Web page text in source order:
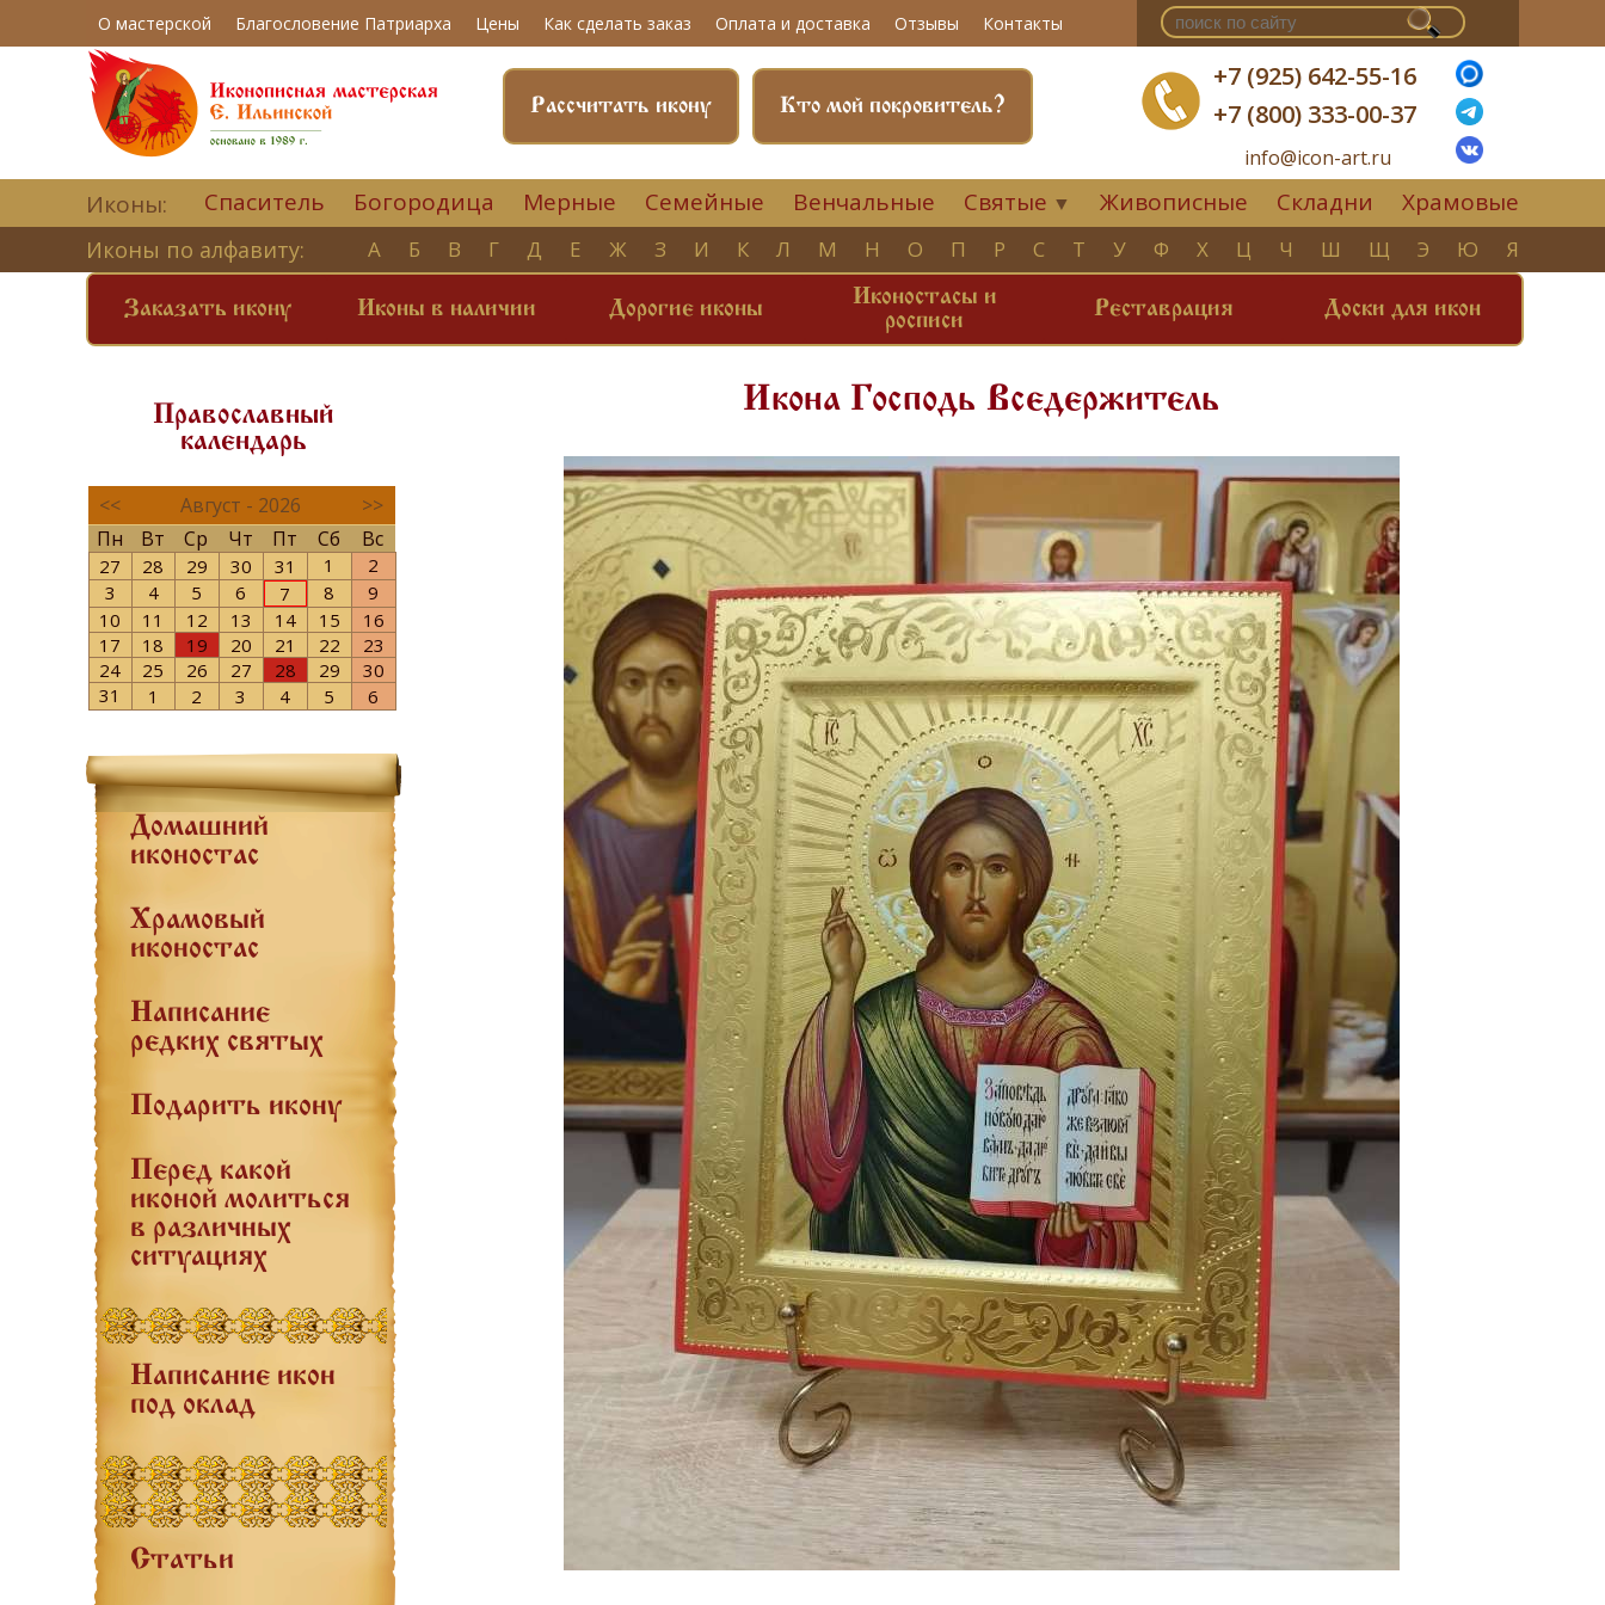
О мастерской Благословение Патриарха Цены Как сделать заказ Оплата и доставка Отзывы Контакты
+7 (925) 642-55-16
+7 (800) 333-00-37
info@icon-art.ru
Кто мой покровитель?
Рассчитать икону
Иконы: Спаситель Богородица Мерные Семейные Венчальные Святые ▼ Живописные Складни Храмовые
Иконы по алфавиту: А Б В Г Д Е Ж З И К Л М Н О П Р С Т У Ф Х Ц Ч Ш Щ Э Ю Я
Заказать икону Иконы в наличии Дорогие иконы
Иконостасы и
росписи
Реставрация Доски для икон
Православный
календарь
<< Август - 2026
>>
Пн
Вт Ср Чт Пт Сб Вс
27 28 29 30 31 1
2
3
4 5 6 7 8
9
10
11 12 13 14 15
16
17
18 19 20 21 22
23
24
25 26 27 28 29
30
31
1 2 3 4 5 6
Домашний
иконостас
Храмовый
иконостас
Написание
редких святых
Подарить икону
Перед какой
иконой молиться
в различных
ситуациях
Написание икон
под оклад
Статьи
Икона Господь Вседержитель